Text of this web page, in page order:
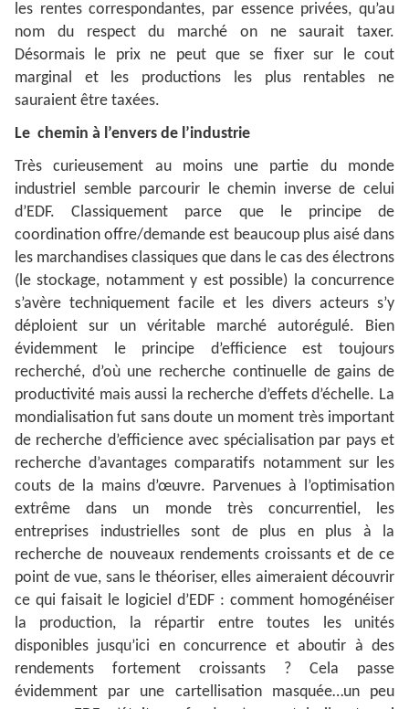
les rentes correspondantes, par essence privées, qu’au
nom du respect du marché on ne saurait taxer.
Désormais le prix ne peut que se fixer sur le cout
marginal et les productions les plus rentables ne
sauraient être taxées.
Le chemin à l’envers de l’industrie
Très curieusement au moins une partie du monde
industriel semble parcourir le chemin inverse de celui
d’EDF. Classiquement parce que le principe de
coordination offre/demande est beaucoup plus aisé dans
les marchandises classiques que dans le cas des électrons
(le stockage, notamment y est possible) la concurrence
s’avère techniquement facile et les divers acteurs s’y
déploient sur un véritable marché autorégulé. Bien
évidemment le principe d’efficience est toujours
recherché, d’où une recherche continuelle de gains de
productivité mais aussi la recherche d’effets d’échelle. La
mondialisation fut sans doute un moment très important
de recherche d’efficience avec spécialisation par pays et
recherche d’avantages comparatifs notamment sur les
couts de la mains d’œuvre. Parvenues à l’optimisation
extrême dans un monde très concurrentiel, les
entreprises industrielles sont de plus en plus à la
recherche de nouveaux rendements croissants et de ce
point de vue, sans le théoriser, elles aimeraient découvrir
ce qui faisait le logiciel d’EDF : comment homogénéiser
la production, la répartir entre toutes les unités
disponibles jusqu’ici en concurrence et aboutir à des
rendements fortement croissants ? Cela passe
évidemment par une cartellisation masquée…un peu